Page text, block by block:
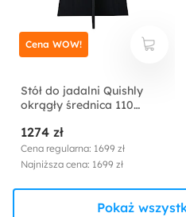
Stół do jadalni Quishly
okrągły średnica 110
1274 zł
Cena regularna: 1699 zł
Najniższa cena: 1699 zł
Cena WOW!
Pokaż